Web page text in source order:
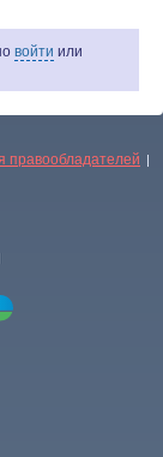
войти или
правообладателей |